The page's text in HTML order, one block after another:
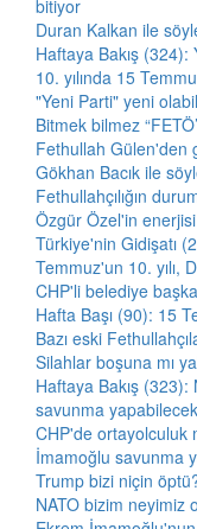
bitiyor
Duran Kalkan ile
Haftaya Bakış
10. yılında 15
"Yeni Parti" yeni
Bitmek bilmez
Fethullah Gülen'den
Gökhan Bacık ile
Fethullahçılığın
Özgür Özel'in enerjisi
Türkiye'nin Gidişatı
Temmuz'un 10. yılı,
CHP'li belediye
Hafta Başı (90): 15
Bazı eski
Silahlar boşuna mı
Haftaya Bakış
savunma
CHP'de ortayolculuk
İmamoğlu savunma
Trump bizi niçin
NATO bizim neyimiz